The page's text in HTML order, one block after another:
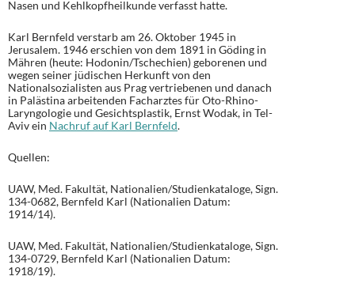
Nasen und Kehlkopfheilkunde verfasst hatte.
Karl Bernfeld verstarb am 26. Oktober 1945 in
Jerusalem. 1946 erschien von dem 1891 in Göding in
Mähren (heute: Hodonin/Tschechien) geborenen und
wegen seiner jüdischen Herkunft von den
Nationalsozialisten aus Prag vertriebenen und danach
in Palästina arbeitenden Facharztes für Oto-Rhino-
Laryngologie und Gesichtsplastik, Ernst Wodak, in Tel-
Aviv ein Nachruf auf Karl Bernfeld.
Quellen:
UAW, Med. Fakultät, Nationalien/Studienkataloge, Sign.
134-0682, Bernfeld Karl (Nationalien Datum:
1914/14).
UAW, Med. Fakultät, Nationalien/Studienkataloge, Sign.
134-0729, Bernfeld Karl (Nationalien Datum:
1918/19).